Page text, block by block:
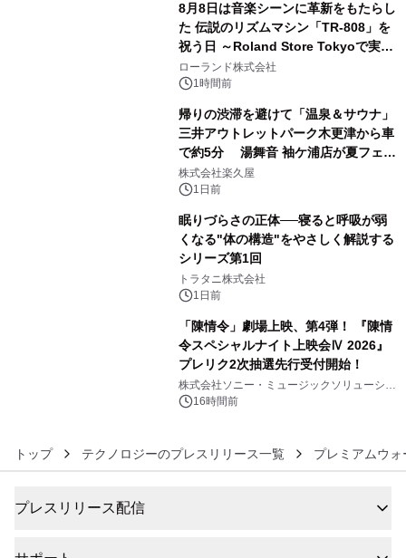
8月8日は音楽シーンに革新をもたらし
た 伝説のリズムマシン「TR-808」を
祝う日 ～Roland Store Tokyoで実機
を展示しての 記念キャンペーンを開
催 英国ラジオ「NTS」の 特別プログ
アーティストを フィーチャーしたアニ
メーションを公開～
ローランド株式会社
1時間前
帰りの渋滞を避けて「温泉＆サウナ」
三井アウトレットパーク木更津から車
で約5分 湯舞音 袖ケ浦店が夏フェア
メニューを提供
株式会社楽久屋
1日前
眠りづらさの正体──寝ると呼吸が弱
くなる"体の構造"をやさしく解説する
シリーズ第1回
トラタニ株式会社
1日前
「陳情令」劇場上映、第4弾！ 『陳情
令スペシャルナイト上映会Ⅳ 2026』
プレリク2次抽選先行受付開始！
株式会社ソニー・ミュージックソリューショ
ンズ16時間前
トップ テクノロジーのプレスリリース一覧 プレミアムウ
プレスリリース配信